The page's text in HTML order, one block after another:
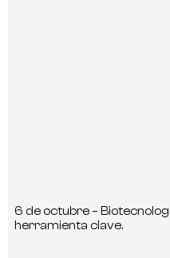
6 de octubre –
herramienta clave.